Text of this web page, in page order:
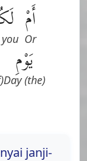
أَمْ
Or
يَوْمِ
(the) Day
(of) the Resurrection
janji-